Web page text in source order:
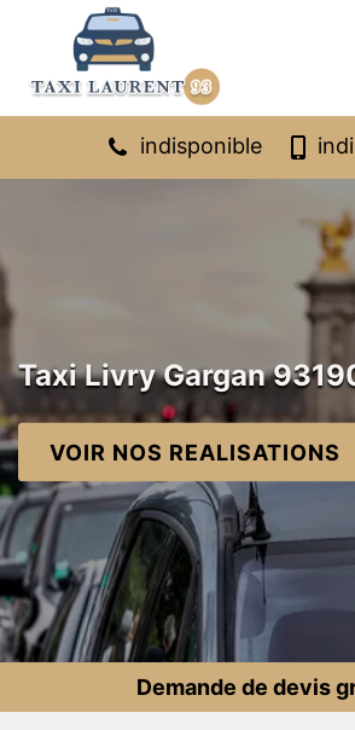
indisponible
Taxi Livry Gargan
VOIR NOS REALISATIONS
Demande de devis